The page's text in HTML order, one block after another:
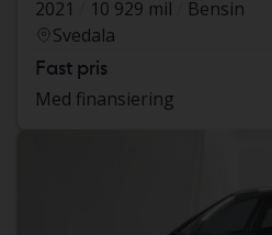
2021
10 929 mil
Bensin
Svedala
Fast pris
Med finansiering